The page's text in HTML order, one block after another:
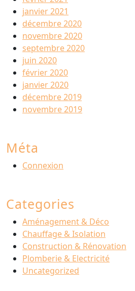
janvier 2021
décembre 2020
novembre 2020
septembre 2020
juin 2020
février 2020
janvier 2020
décembre 2019
novembre 2019
Méta
Connexion
Categories
Aménagement & Déco
Chauffage & Isolation
Construction & Rénovation
Plomberie & Electricité
Uncategorized